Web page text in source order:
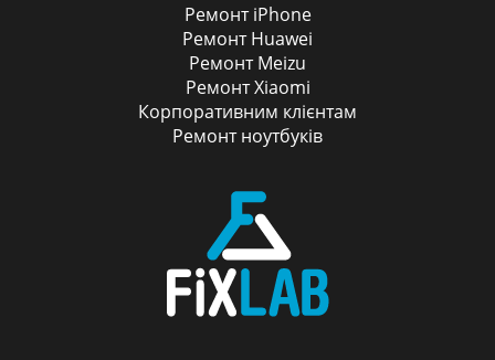
Ремонт iPhone
Ремонт Huawei
Ремонт Meizu
Ремонт Xiaomi
Корпоративним клієнтам
Ремонт ноутбуків